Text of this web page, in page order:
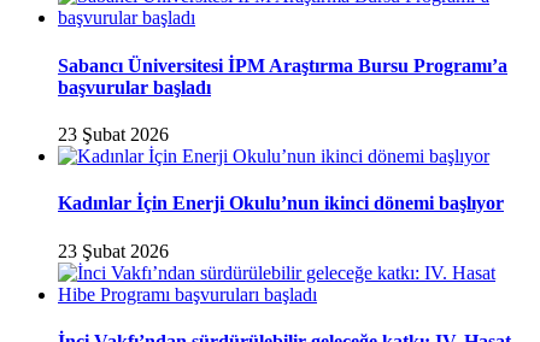
Sabancı Üniversitesi İPM Araştırma Bursu Programı’a
başvurular başladı
23 Şubat 2026
Kadınlar İçin Enerji Okulu’nun ikinci dönemi başlıyor
23 Şubat 2026